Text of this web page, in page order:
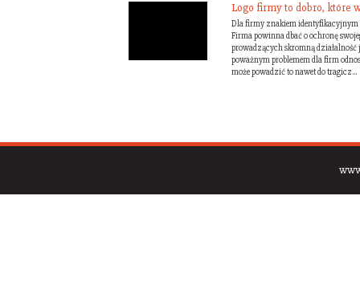
Logo firmy to dobro, które
Dla firmy znakiem
Firma powinna dbać o ochronę
prowadzących skromną działalność
poważnym problemem dla firm
może powadzić to nawet do tragicz...